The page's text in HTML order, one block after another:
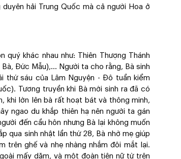
hải Trung Quốc mà cả người Hoa ở
quý khác nhau như: Thiên Thượng Thánh
Đức Mẫu),… Người ta cho rằng, Bà sinh
thứ sáu của Lâm Nguyện - Đô tuần kiểm
Tương truyền khi Bà mới sinh ra đã có
khi lớn lên bà rất hoạt bát và thông minh,
ngao du khắp thiên hạ nên người ta gán
đến cầu hôn nhưng Bà lại không muốn
qua sinh nhật lần thứ 28, Bà nhờ mẹ giúp
trên ghế và nhẹ nhàng nhắm đôi mắt lại.
mấy dặm, và một đoàn tiên nữ từ trên